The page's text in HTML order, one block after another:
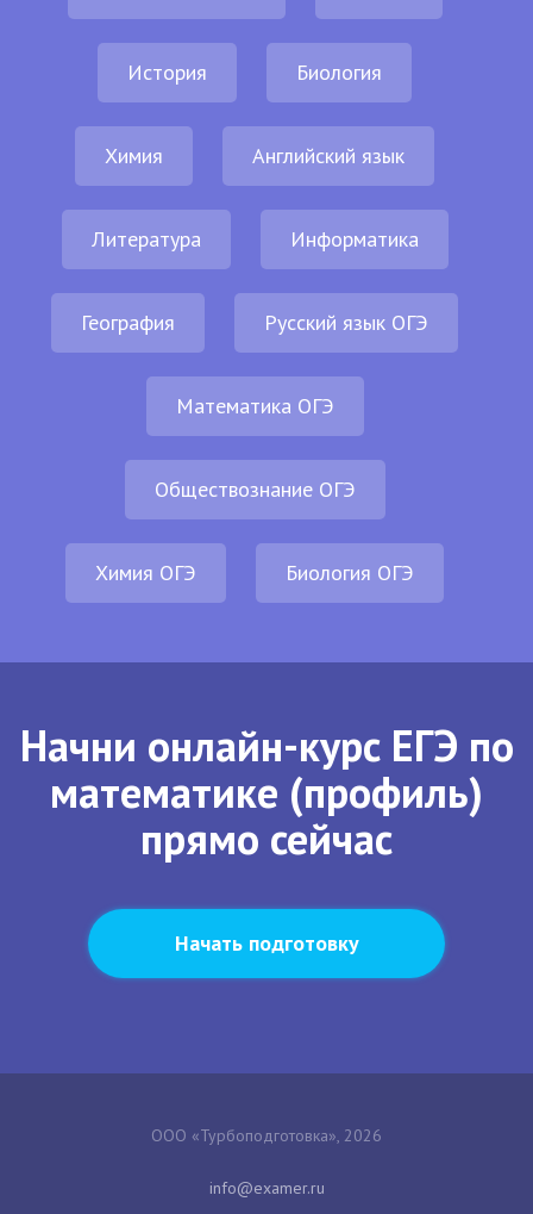
История Биология
Химия Английский язык
Литература Информатика
География Русский язык ОГЭ
Математика ОГЭ
Обществознание ОГЭ
Химия ОГЭ Биология ОГЭ
Начни онлайн-курс ЕГЭ по
математике (профиль)
прямо сейчас
Начать подготовку
ООО «Турбоподготовка», 2026